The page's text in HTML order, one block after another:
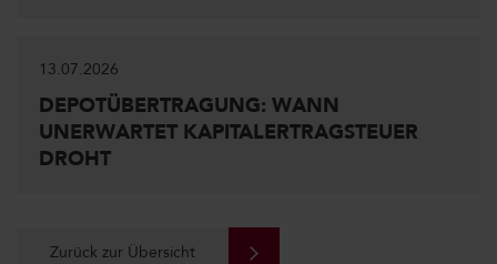
13.07.2026
DEPOTÜBERTRAGUNG: WANN
UNERWARTET KAPITALERTRAGSTEUER
DROHT
Zurück zur Übersicht